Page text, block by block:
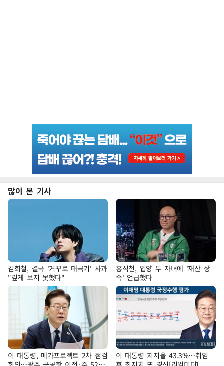
많이 본 기사
김희철, 결국 '거꾸로 태극기' 사과
"깊게 보지 못했다"
홍석천, 입양 두 자녀에 '재산 상
속' 언급했다
이 대통령, 메가프로젝트 2차 점검
이 대통령 지지율 43.3%…취임